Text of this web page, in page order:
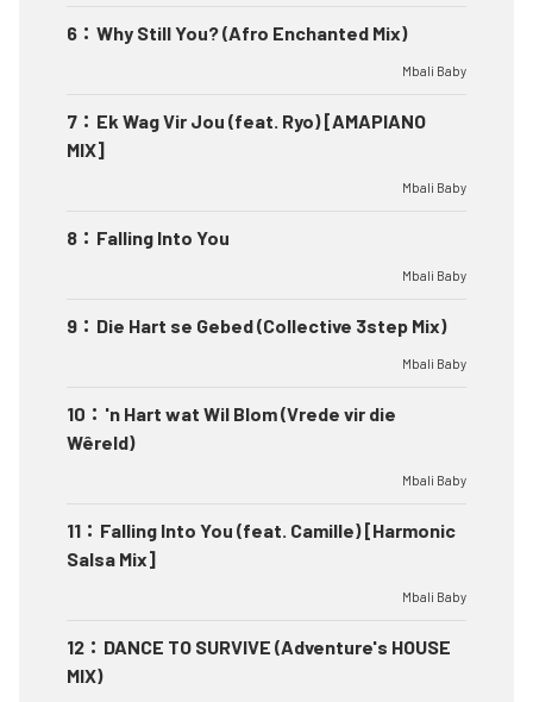
6 ： Why Still You? (Afro Enchanted Mix)
Mbali Baby
7 ： Ek Wag Vir Jou (feat. Ryo) [AMAPIANO
MIX]
Mbali Baby
8 ： Falling Into You
Mbali Baby
9 ： Die Hart se Gebed (Collective 3step Mix)
Mbali Baby
10 ： 'n Hart wat Wil Blom (Vrede vir die
Wêreld)
Mbali Baby
11 ： Falling Into You (feat. Camille) [Harmonic
Salsa Mix]
Mbali Baby
12 ： DANCE TO SURVIVE (Adventure's HOUSE
MIX)